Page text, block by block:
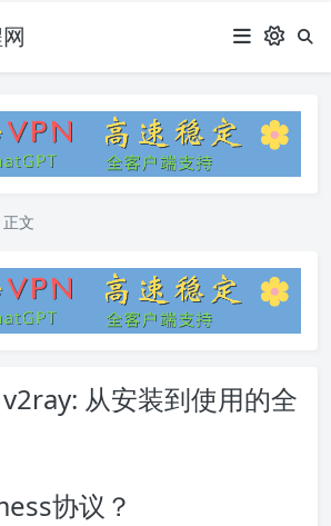
正文
从安装到使用的全
协议？